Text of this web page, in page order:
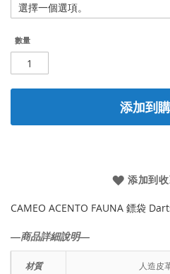
數量
添加到
添加到
CAMEO ACENTO FAUNA 鏢袋
―商品詳細說明―
材質 人造皮